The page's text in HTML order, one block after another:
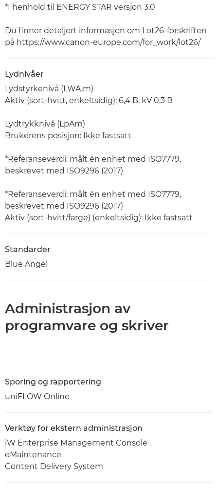
*I henhold til ENERGY STAR versjon 3.0
Du finner detaljert informasjon om Lot26-forskriften
på https://www.canon-europe.com/for_work/lot26/
Lydnivåer
Lydstyrkenivå (LWA,m)
Aktiv (sort-hvitt, enkeltsidig): 6,4 B, kV 0,3 B
Lydtrykknivå (LpAm)
Brukerens posisjon: Ikke fastsatt
*Referanseverdi: målt én enhet med ISO7779,
beskrevet med ISO9296 (2017)
*Referanseverdi: målt én enhet med ISO7779,
beskrevet med ISO9296 (2017)
Aktiv (sort-hvitt/farge) (enkeltsidig): Ikke fastsatt
Standarder
Blue Angel
Administrasjon av
programvare og skriver
Sporing og rapportering
uniFLOW Online
Verktøy for ekstern administrasjon
iW Enterprise Management Console
eMaintenance
Content Delivery System